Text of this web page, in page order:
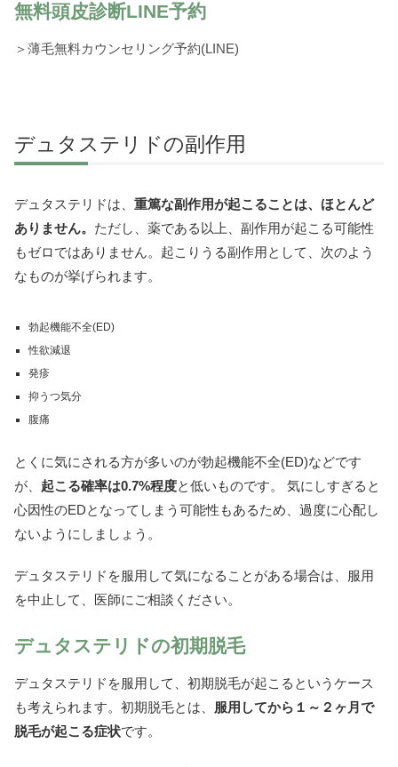
無料頭皮診断LINE予約
＞薄毛無料カウンセリング予約(LINE)
デュタステリドの副作用
デュタステリドは、 重篤な副作用が起こることは、ほとんど
ありません。 ただし、薬である以上、副作用が起こる可能性
もゼロではありません。起こりうる副作用として、次のよう
なものが挙げられます。
勃起機能不全(ED)
性欲減退
発疹
抑うつ気分
腹痛
とくに気にされる方が多いのが勃起機能不全(ED)などです
が、 起こる確率は0.7%程度と低いものです。 気にしすぎると
心因性のEDとなってしまう可能性もあるため、過度に心配し
ないようにしましょう。
デュタステリドを服用して気になることがある場合は、服用
を中止して、医師にご相談ください。
デュタステリドの初期脱毛
デュタステリドを服用して、初期脱毛が起こるというケース
も考えられます。初期脱毛とは、 服用してから１～２ヶ月で
脱毛が起こる症状です。